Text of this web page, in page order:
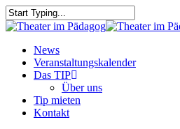
Skip
to
content
Close
search
Menu
News
Veranstaltungskalender
Das TIP
Über uns
Tip mieten
Kontakt